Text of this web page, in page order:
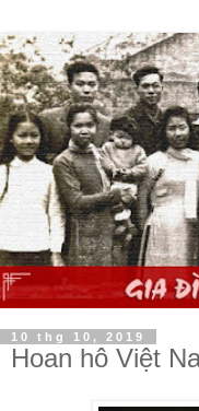
10 thg 10, 2019
Hoan hô Việt